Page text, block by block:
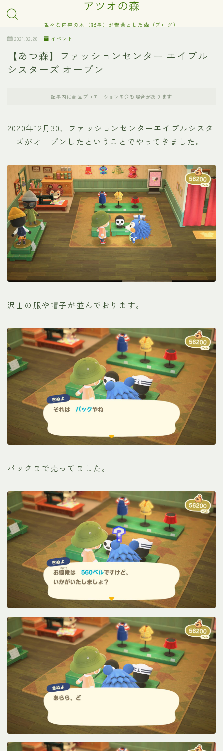
アツオの森
色々な内容の木（記事）が鬱蒼とした森（ブログ）
2021.02.28
イベント
【あつ森】ファッションセンター エイブル
シスターズ オープン
記事内に商品プロモーションを含む場合があります
2020年12月30、ファッションセンターエイブルシスタ
ーズがオープンしたということでやってきました。
沢山の服や帽子が並んでおります。
パックまで売ってました。